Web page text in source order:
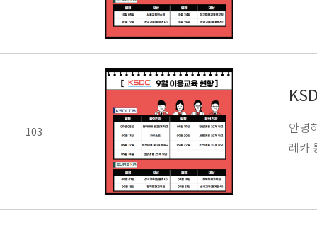
103
안녕
레카